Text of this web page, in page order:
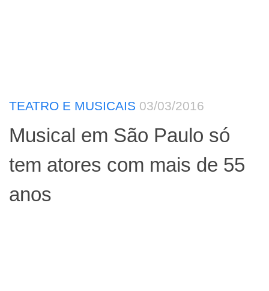
TEATRO E MUSICAIS 03/03/2016
Musical em São Paulo só
tem atores com mais de 55
anos